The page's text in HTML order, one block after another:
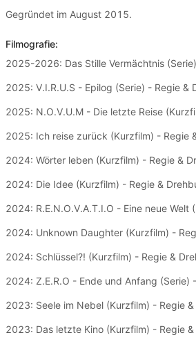
Gegründet im August 2015.
Filmografie:
2025-2026: Das Stille Vermächtnis
2025: V.I.R.U.S - Epilog (Serie) - Regie &
2025: N.O.V.U.M - Die letzte Reise
2025: Ich reise zurück (Kurzfilm) - Regie
2024: Wörter leben (Kurzfilm) - Regie &
2024: Die Idee (Kurzfilm) - Regie &
2024: R.E.N.O.V.A.T.I.O - Eine neue Welt
2024: Unknown Daughter (Kurzfilm) -
2024: Schlüssel?! (Kurzfilm) - Regie &
2024: Z.E.R.O - Ende und Anfang (Serie)
2023: Seele im Nebel (Kurzfilm) - Regie
2023: Das letzte Kino (Kurzfilm) - Regie